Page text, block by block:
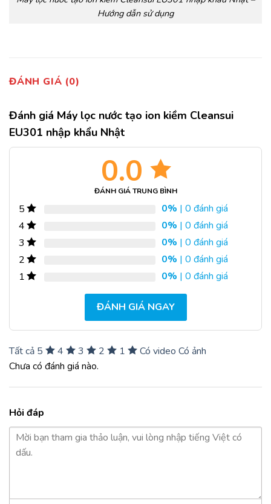
Hướng dẫn sử dụng
ĐÁNH GIÁ (0)
Đánh giá Máy lọc nước tạo ion kiềm Cleansui
EU301 nhập khẩu Nhật
0.0
ĐÁNH GIÁ TRUNG BÌNH
5 0% | 0 đánh giá
4
0% | 0 đánh giá
3
0% | 0 đánh giá
2
0% | 0 đánh giá
1
0% | 0 đánh giá
ĐÁNH GIÁ NGAY
Tất cả 5 4 3 2 1 Có video Có ảnh
Chưa có đánh giá nào.
Hỏi đáp